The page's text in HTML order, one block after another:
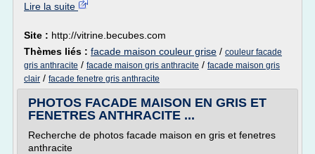
Lire la suite
Site : http://vitrine.becubes.com
Thèmes liés : facade maison couleur grise / couleur facade
gris anthracite / facade maison gris anthracite / facade maison gris
clair / facade fenetre gris anthracite
PHOTOS FACADE MAISON EN GRIS ET
FENETRES ANTHRACITE ...
Recherche de photos facade maison en gris et fenetres
anthracite